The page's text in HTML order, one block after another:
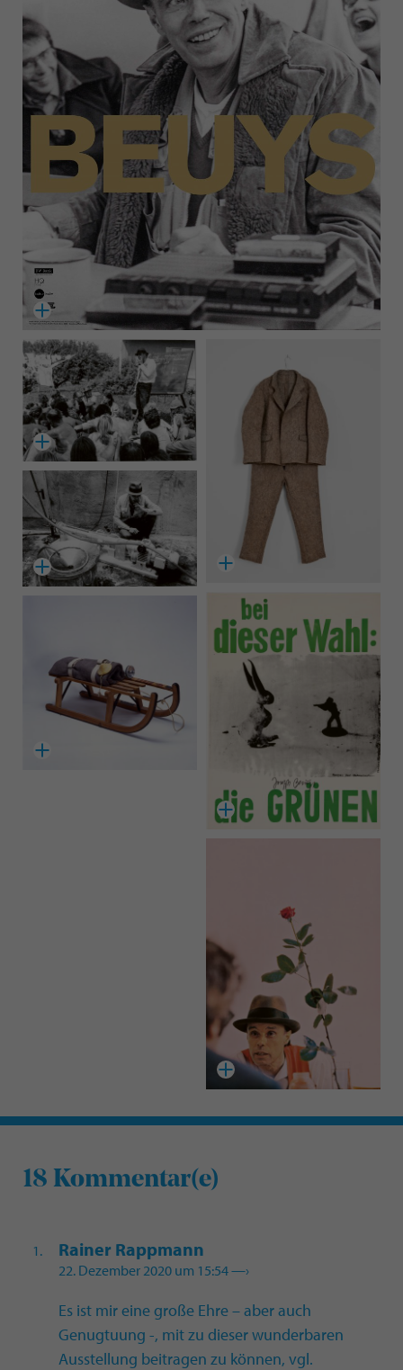
18 Kommentar(e)
Rainer Rappmann
22. Dezember 2020 um 15:54—›
Es ist mir eine große Ehre – aber auch
Genugtuung -, mit zu dieser wunderbaren
Ausstellung beitragen zu können, vgl.